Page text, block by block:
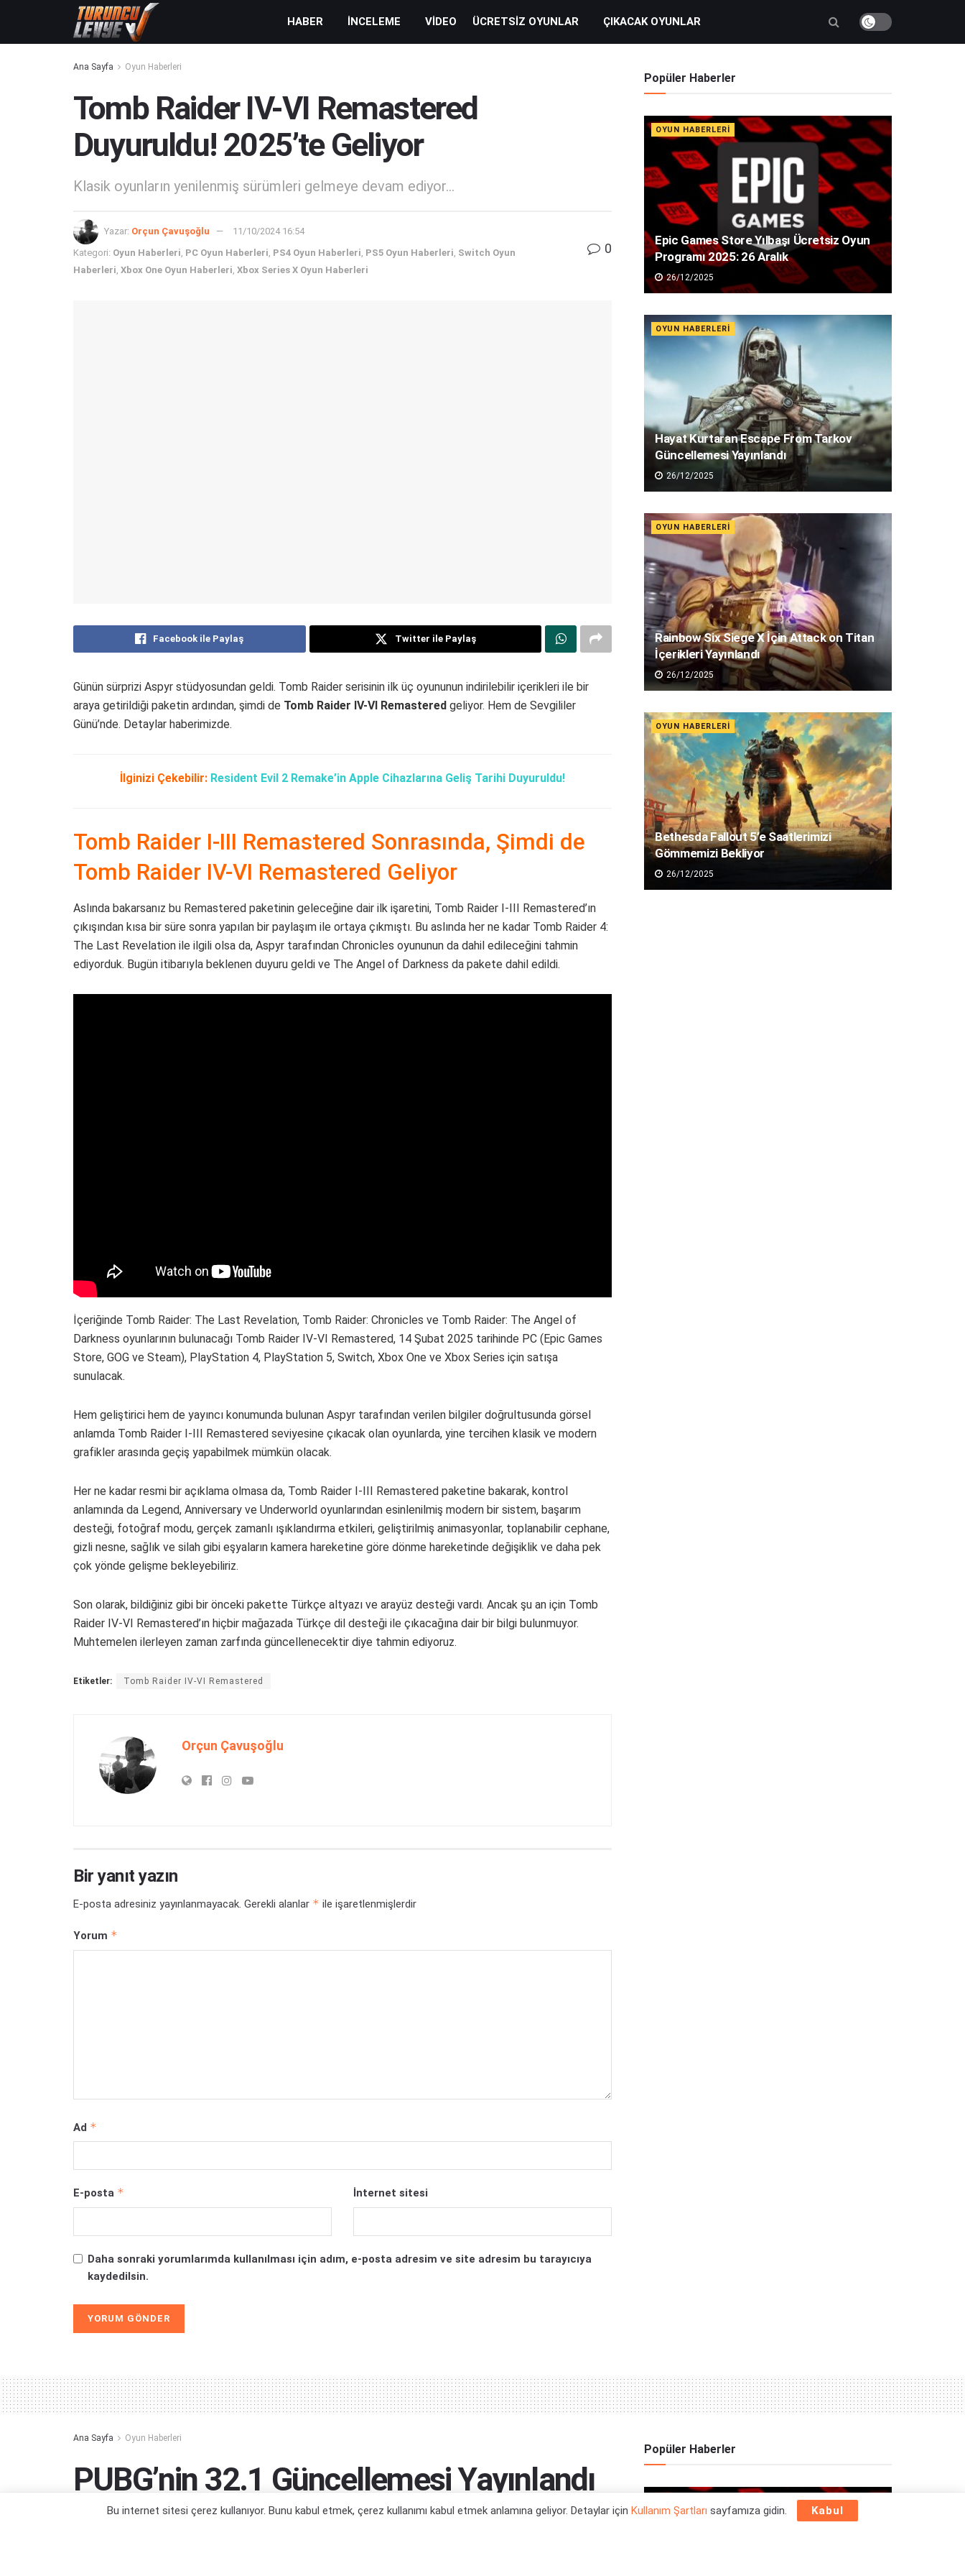
HABER İNCELEME VIDEO ÜCRETSIZ OYUNLAR ÇIKACAK OYUNLAR
Ana Sayfa Oyun Haberleri
Tomb Raider IV-VI Remastered
Duyuruldu! 2025’te Geliyor
Klasik oyunların yenilenmiş sürümleri gelmeye devam ediyor...
Yazar: Orçun Çavuşoğlu 11/10/2024 16:54
Kategori: Oyun Haberleri, PC Oyun Haberleri, PS4 Oyun Haberleri, PS5 Oyun Haberleri, Switch Oyun
Haberleri, Xbox One Oyun Haberleri, Xbox Series X Oyun Haberleri
0
Facebook ile Paylaş Twitter ile Paylaş
Günün sürprizi Aspyr stüdyosundan geldi. Tomb Raider serisinin ilk üç oyununun indirilebilir içerikleri ile bir
araya getirildiği paketin ardından, şimdi de Tomb Raider IV-VI Remastered geliyor. Hem de Sevgililer
Günü’nde. Detaylar haberimizde.
İlginizi Çekebilir: Resident Evil 2 Remake’in Apple Cihazlarına Geliş Tarihi Duyuruldu!
Tomb Raider I-III Remastered Sonrasında, Şimdi de
Tomb Raider IV-VI Remastered Geliyor
Aslında bakarsanız bu Remastered paketinin geleceğine dair ilk işaretini, Tomb Raider I-III Remastered’ın
çıkışından kısa bir süre sonra yapılan bir paylaşım ile ortaya çıkmıştı. Bu aslında her ne kadar Tomb Raider 4:
The Last Revelation ile ilgili olsa da, Aspyr tarafından Chronicles oyununun da dahil edileceğini tahmin
ediyorduk. Bugün itibarıyla beklenen duyuru geldi ve The Angel of Darkness da pakete dahil edildi.
İçeriğinde Tomb Raider: The Last Revelation, Tomb Raider: Chronicles ve Tomb Raider: The Angel of
Darkness oyunlarının bulunacağı Tomb Raider IV-VI Remastered, 14 Şubat 2025 tarihinde PC (Epic Games
Store, GOG ve Steam), PlayStation 4, PlayStation 5, Switch, Xbox One ve Xbox Series için satışa
sunulacak.
Hem geliştirici hem de yayıncı konumunda bulunan Aspyr tarafından verilen bilgiler doğrultusunda görsel
anlamda Tomb Raider I-III Remastered seviyesine çıkacak olan oyunlarda, yine tercihen klasik ve modern
grafikler arasında geçiş yapabilmek mümkün olacak.
Her ne kadar resmi bir açıklama olmasa da, Tomb Raider I-III Remastered paketine bakarak, kontrol
anlamında da Legend, Anniversary ve Underworld oyunlarından esinlenilmiş modern bir sistem, başarım
desteği, fotoğraf modu, gerçek zamanlı ışıklandırma etkileri, geliştirilmiş animasyonlar, toplanabilir cephane,
gizli nesne, sağlık ve silah gibi eşyaların kamera hareketine göre dönme hareketinde değişiklik ve daha pek
çok yönde gelişme bekleyebiliriz.
Son olarak, bildiğiniz gibi bir önceki pakette Türkçe altyazı ve arayüz desteği vardı. Ancak şu an için Tomb
Raider IV-VI Remastered’ın hiçbir mağazada Türkçe dil desteği ile çıkacağına dair bir bilgi bulunmuyor.
Muhtemelen ilerleyen zaman zarfında güncellenecektir diye tahmin ediyoruz.
Etiketler: Tomb Raider IV-VI Remastered
Orçun Çavuşoğlu
Bir yanıt yazın
E-posta adresiniz yayınlanmayacak. Gerekli alanlar * ile işaretlenmişlerdir
Yorum *
Ad *
E-posta * İnternet sitesi
Daha sonraki yorumlarımda kullanılması için adım, e-posta adresim ve site adresim bu tarayıcıya
kaydedilsin.
Popüler Haberler
OYUN HABERLERI
Epic Games Store Yılbaşı Ücretsiz Oyun
Programı 2025: 26 Aralık
26/12/2025
OYUN HABERLERI
Hayat Kurtaran Escape From Tarkov
Güncellemesi Yayınlandı
26/12/2025
OYUN HABERLERI
Rainbow Six Siege X İçin Attack on Titan
İçerikleri Yayınlandı
26/12/2025
OYUN HABERLERI
Bethesda Fallout 5’e Saatlerimizi
Gömmemizi Bekliyor
26/12/2025
Ana Sayfa Oyun Haberleri
PUBG’nin 32.1 Güncellemesi Yayınlandı
Yeni düzenlemeler ve dahası...
Popüler Haberler
Bu internet sitesi çerez kullanıyor. Bunu kabul etmek, çerez kullanımı kabul etmek anlamına geliyor. Detaylar için Kullanım Şartları sayfamıza gidin. Kabul